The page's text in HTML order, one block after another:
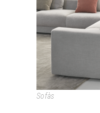
Sofàs